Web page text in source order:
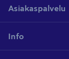
Asiakaspalvelu
Info